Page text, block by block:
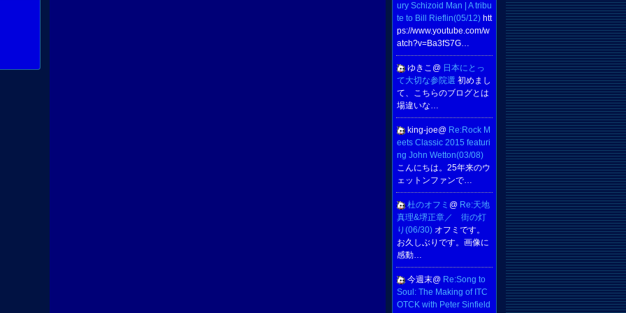
ury Schizoid Man | A tribu
te to Bill Rieflin(05/12) htt
ps://www.youtube.com/w
atch?v=Ba3fS7G…
ゆきこ@ 日本にとっ
て大切な参院選 初めまし
て、こちらのブログとは
場違いな…
king-joe@ Re:Rock M
eets Classic 2015 featuri
ng John Wetton(03/08)
こんにちは。25年来のウ
ェットンファンで…
杜のオフミ @ Re:天地
真理&堺正章／ 街の灯
り(06/30) オフミです。
お久しぶりです。画像に
感動…
今週末@ Re:Song to
Soul: The Making of ITC
OTCK with Peter Sinfield